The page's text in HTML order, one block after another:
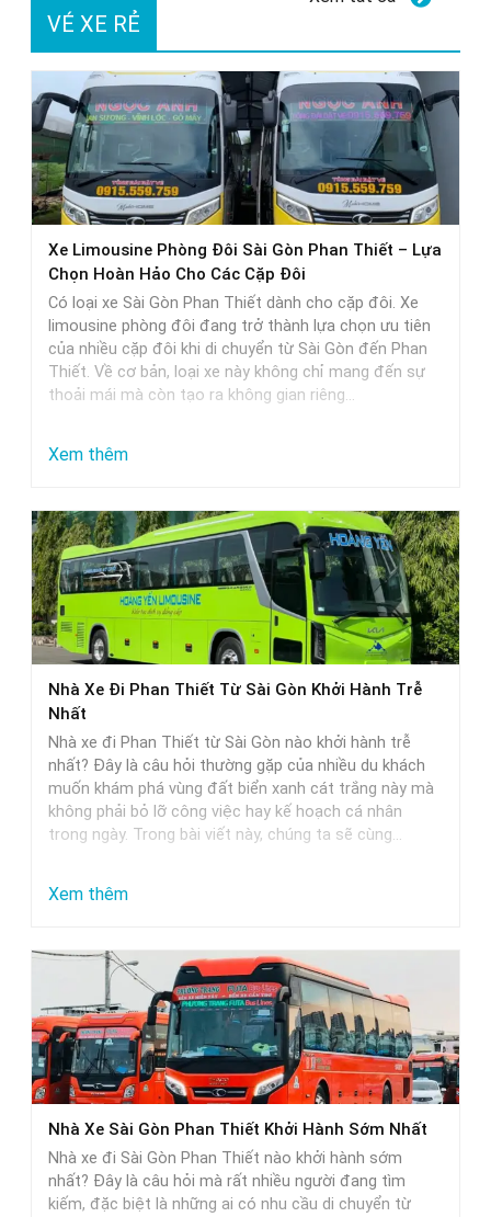
xe
tô
GETF1:
quả
thực
tế
VÉ XE RẺ
Xe Limousine Phòng Đôi Sài Gòn Phan Thiết – Lựa
Chọn Hoàn Hảo Cho Các Cặp Đôi
Có loại xe Sài Gòn Phan Thiết dành cho cặp đôi. Xe
limousine phòng đôi đang trở thành lựa chọn ưu tiên
của nhiều cặp đôi khi di chuyển từ Sài Gòn đến Phan
Thiết. Về cơ bản, loại xe này không chỉ mang đến sự
thoải mái mà còn tạo ra không gian riêng…
Xem thêm:
Limousine
Phòng
Đôi
Sài
Gòn
Phan
Thiết
Lựa
Chọn
Hoàn
Đôi
Nhà Xe Đi Phan Thiết Từ Sài Gòn Khởi Hành Trễ
Nhất
Nhà xe đi Phan Thiết từ Sài Gòn nào khởi hành trễ
nhất? Đây là câu hỏi thường gặp của nhiều du khách
muốn khám phá vùng đất biển xanh cát trắng này mà
không phải bỏ lỡ công việc hay kế hoạch cá nhân
trong ngày. Trong bài viết này, chúng ta sẽ cùng…
Xem thêm:
Xe
Đi
Phan
Thiết
Từ
Sài
Gòn
Khởi
Hành
Nhà Xe Sài Gòn Phan Thiết Khởi Hành Sớm Nhất
Nhà xe đi Sài Gòn Phan Thiết nào khởi hành sớm
nhất? Đây là câu hỏi mà rất nhiều người đang tìm
kiếm, đặc biệt là những ai có nhu cầu di chuyển từ